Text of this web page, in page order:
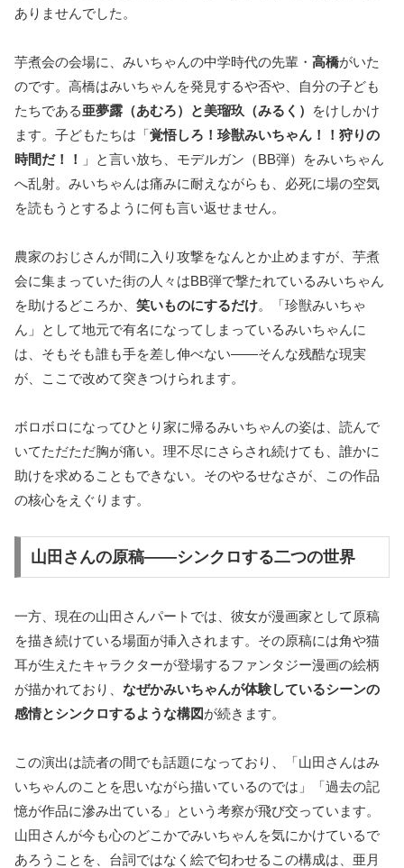
ありませんでした。
芋煮会の会場に、みいちゃんの中学時代の先輩・ 高橋がいた
のです。高橋はみいちゃんを発見するや否や、自分の子ども
たちである亜夢露（あむろ）と美瑠玖（みるく）
をけしかけ
ます。子どもたちは「覚悟しろ！珍獣みいちゃん！！狩りの
時間だ！！
」と言い放ち、モデルガン（BB弾）をみいちゃん
へ乱射。みいちゃんは痛みに耐えながらも、必死に場の空気
を読もうとするように何も言い返せません。
農家のおじさんが間に入り攻撃をなんとか止めますが、芋煮
会に集まっていた街の人々はBB弾で撃たれているみいちゃん
を助けるどころか、 笑いものにするだけ。「珍獣みいちゃ
ん」として地元で有名になってしまっているみいちゃんに
は、そもそも誰も手を差し伸べない——そんな残酷な現実
が、ここで改めて突きつけられます。
ボロボロになってひとり家に帰るみいちゃんの姿は、読んで
いてただただ胸が痛い。理不尽にさらされ続けても、誰かに
助けを求めることもできない。そのやるせなさが、この作品
の核心をえぐります。
山田さんの原稿——シンクロする二つの世界
一方、現在の山田さんパートでは、彼女が漫画家として原稿
を描き続けている場面が挿入されます。その原稿には角や猫
耳が生えたキャラクターが登場するファンタジー漫画の絵柄
が描かれており、 なぜかみいちゃんが体験しているシーンの
感情とシンクロするような構図が続きます。
この演出は読者の間でも話題になっており、「山田さんはみ
いちゃんのことを思いながら描いているのでは」「過去の記
憶が作品に滲み出ている」という考察が飛び交っています。
山田さんが今も心のどこかでみいちゃんを気にかけているで
あろうことを、台詞ではなく絵で匂わせるこの構成は、亜月